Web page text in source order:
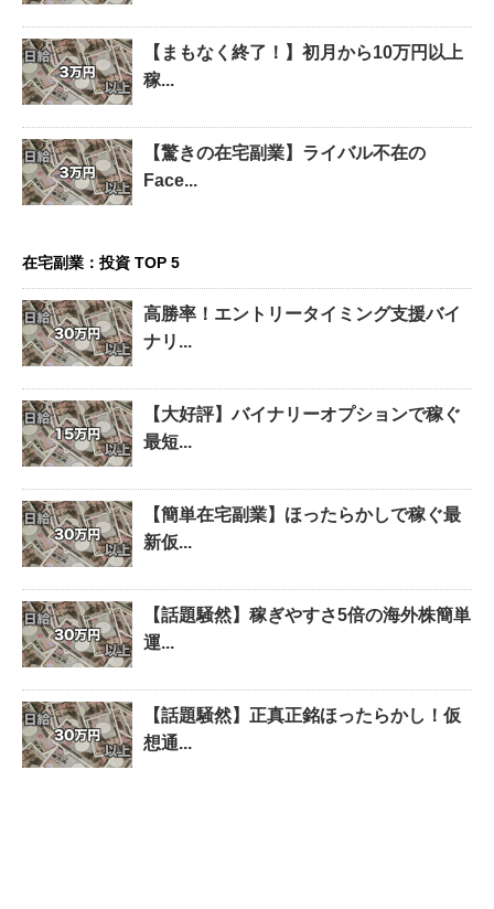
【まもなく終了！】初月から10万円以上
稼...
【驚きの在宅副業】ライバル不在の
Face...
在宅副業：投資 TOP 5
高勝率！エントリータイミング支援バイ
ナリ...
【大好評】バイナリーオプションで稼ぐ
最短...
【簡単在宅副業】ほったらかしで稼ぐ最
新仮...
【話題騒然】稼ぎやすさ5倍の海外株簡単
運...
【話題騒然】正真正銘ほったらかし！仮
想通...